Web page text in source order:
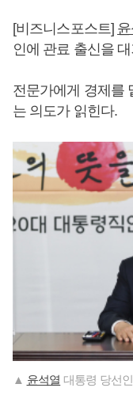
[비즈니스포스트]
인에 관료 출신을
전문가에게 경제를
는 의도가 읽힌다.
▲ 윤석열 대통령 당선